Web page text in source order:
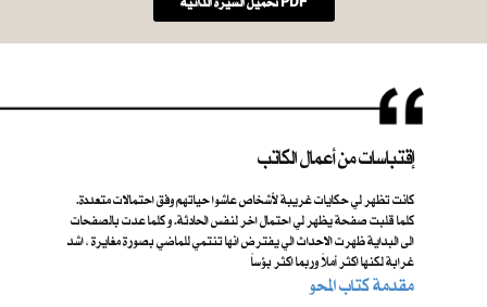
إقتباسات من أعمال الكاتب
كانت تظهر لي حكايات غريبة لأشخاص عاشوا حياتهم وفق احتمالات متعددة.
كلما قلبت صفحة يظهر لي احتمال اخر لنفس الحادثة. و كلما عدت بالصفحات
الى البداية ظهرت الاحداث الي يفترض انها تنتمي للماضي بصورة مغايرة ، اشد
غرابة لكنها اكثر أملاً وربما اكثر بؤساً
مقدمة كتاب المحو